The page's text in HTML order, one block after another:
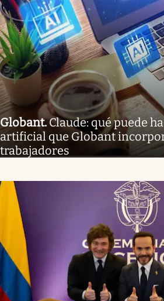
Globant.Claude: qué puede
artificial que Globant
trabajadores